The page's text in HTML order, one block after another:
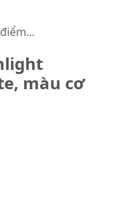
màu cơ